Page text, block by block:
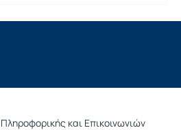
και Επικοινωνιών